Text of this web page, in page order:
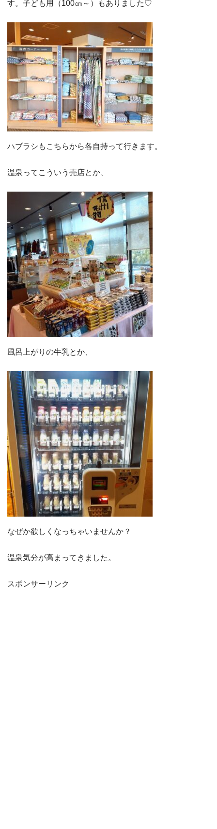
す。子ども用（100㎝～）もありました♡
ハブラシもこちらから各自持って行きます。
温泉ってこういう売店とか、
風呂上がりの牛乳とか、
なぜか欲しくなっちゃいませんか？
温泉気分が高まってきました。
スポンサーリンク